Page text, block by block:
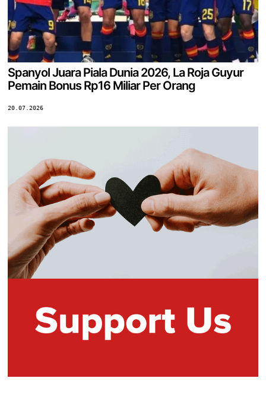
Spanyol Juara Piala Dunia 2026, La Roja Guyur
Pemain Bonus Rp16 Miliar Per Orang
20.07.2026